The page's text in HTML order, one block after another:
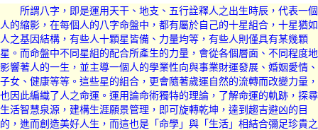
所謂八字，即是運用天干、地支、五行詮釋人之出生時辰，代表一個
人的縮影，在每個人的八字命盤中，都有屬於自己的十星組合，十星猶如
人之基因結構，有些人十顆星皆備、力量均等，有些人則僅具有某幾顆
星。而命盤中不同星組的配合所產生的力量，會從各個層面、不同程度地
影響著人的一生，並主導一個人的學業性向與事業財運發展、婚姻愛情、
子女、健康等等。這些星的組合，更會隨著歲運自然的流轉而改變力量，
也因此編織了人之命運。運用論命術獨特的理論，了解命運的軌跡，探尋
生活智慧泉源，建構生涯願景管理，即可旋轉乾坤，達到趨吉避凶的目
的，進而創造美好人生，而這也是「命學」與「生活」相結合彌足珍貴之